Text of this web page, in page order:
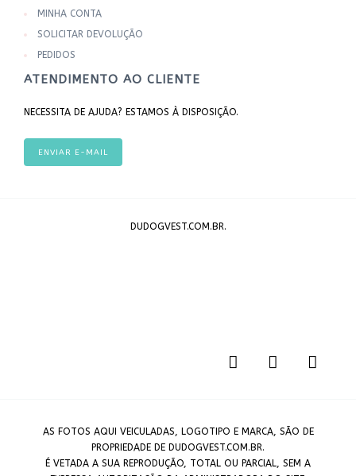
MINHA CONTA
SOLICITAR DEVOLUÇÃO
PEDIDOS
ATENDIMENTO AO CLIENTE
NECESSITA DE AJUDA? ESTAMOS À DISPOSIÇÃO.
ENVIAR E-MAIL
DUDOGVEST.COM.BR.
AS FOTOS AQUI VEICULADAS, LOGOTIPO E MARCA, SÃO DE
PROPRIEDADE DE DUDOGVEST.COM.BR.
É VETADA A SUA REPRODUÇÃO, TOTAL OU PARCIAL, SEM A